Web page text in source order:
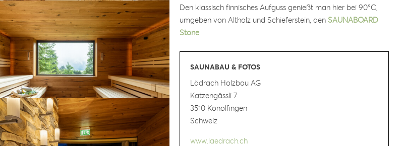
Den klassisch finnisches Aufguss genießt man hier bei 90°C,
umgeben von Altholz und Schieferstein, den SAUNABOARD
Stone
SAUNABAU & FOTOS
Lädrach Holzbau AG
Katzengässli 7
3510 Konolfingen
Schweiz
www.laedrach.ch